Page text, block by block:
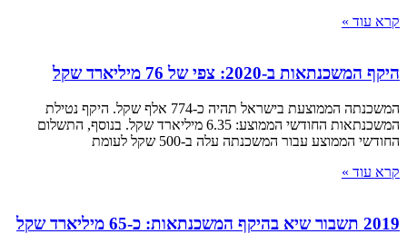
קרא עוד »
היקף המשכנתאות ב-2020: צפי של 76 מיליארד שקל
המשכנתה הממוצעת בישראל תהיה כ-774 אלף שקל. היקף נטילת
המשכנתאות החודשי הממוצע: 6.35 מיליארד שקל. בנוסף, התשלום
החודשי הממוצע עבור המשכנתה עלה ב-500 שקל לעומת
קרא עוד »
2019 תשבור שיא בהיקף המשכנתאות: כ-65 מיליארד שקל